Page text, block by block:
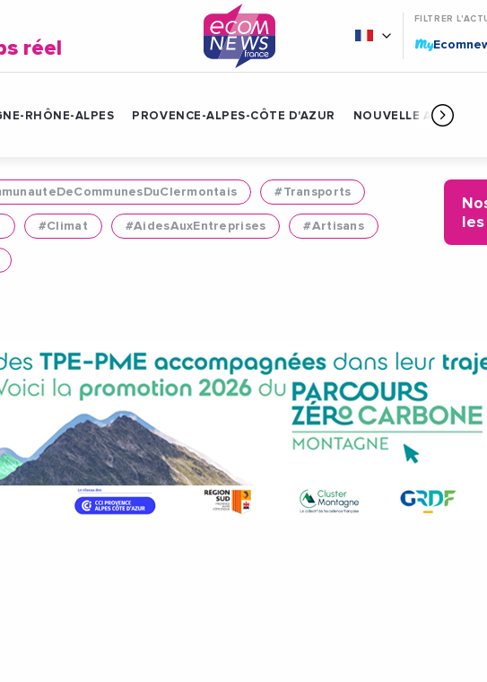
réel
FILTRER
My
RHÔNE-ALPES PROVENCE-ALPES-CÔTE D'AZUR NOUVELLE
#Transports
#Climat #AidesAuxEntreprises #Artisans